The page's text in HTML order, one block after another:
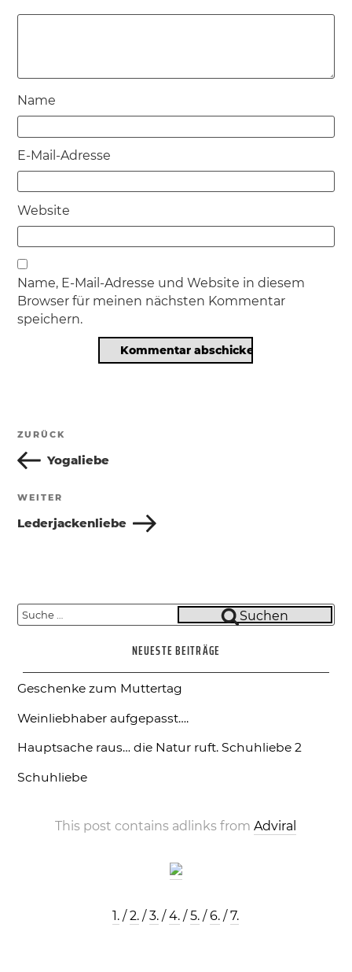
Name
E-Mail-Adresse
Website
Name, E-Mail-Adresse und Website in diesem
Browser für meinen nächsten Kommentar
speichern.
Beitragsnavigation
Vorheriger
Beitrag
ZURÜCK
Yogaliebe
Nächster
Beitrag
WEITER
Lederjackenliebe
Suche
nach:
Suchen
NEUESTE BEITRÄGE
Geschenke zum Muttertag
Weinliebhaber aufgepasst….
Hauptsache raus… die Natur ruft. Schuhliebe 2
Schuhliebe
This post contains adlinks fromAdviral
1. /2. /3. /4. /5. /6. /7.